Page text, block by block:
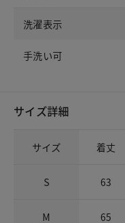
洗濯表示
手洗い可
サイズ詳細
サイズ 着丈
S 63
M 65